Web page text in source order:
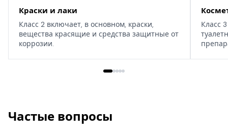
Краски и лаки
Класс 2 включает, в основном, краски,
вещества красящие и средства защитные от
коррозии.
Класс
Частые вопросы